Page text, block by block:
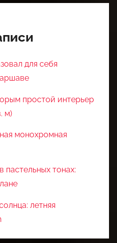
для себя
простой интерьер
м)
монохромная
пастельных тонах:
летняя